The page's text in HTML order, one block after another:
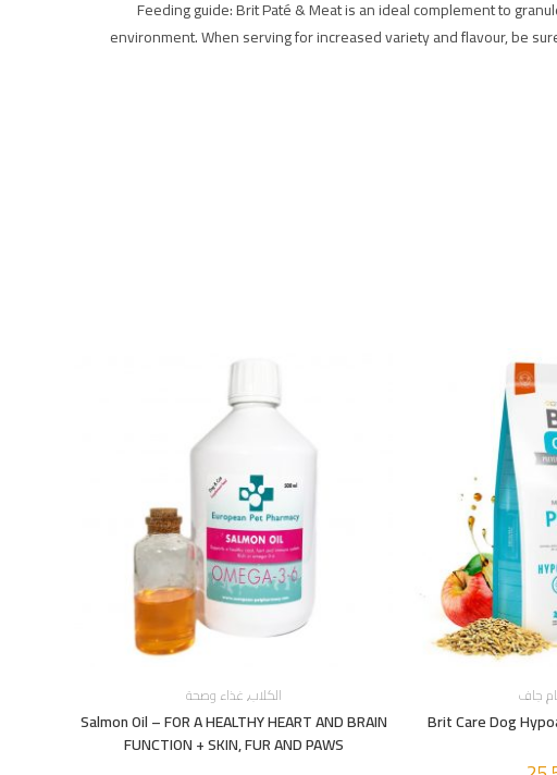
Feeding guide: Brit Paté & Meat is an ideal complement to
environment. When serving for increased variety and flavour, be
جاف
Brit Care Dog
الكلاب,غذاء وصحة
Salmon Oil – FOR A HEALTHY HEART AND BRAIN
FUNCTION + SKIN, FUR AND PAWS